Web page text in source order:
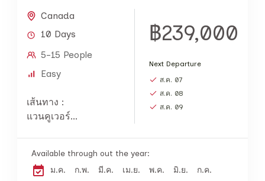
Canada
10 Days
5-15 People
Easy
เส้นทาง :
แวนคูเวอร์...
฿239,000
Next Departure
ส.ค. 07
ส.ค. 08
ส.ค. 09
Available through out the year:
ม.ค.
ก.พ. มี.ค. เม.ย. พ.ค. มิ.ย.
ก.ค.